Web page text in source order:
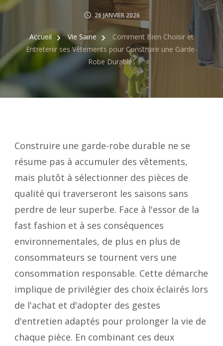
26 JANVIER 2026
Accueil Vie Saine
Comment Bien Choisir et
Entretenir ses Vêtements pour Construire une Garde-
Robe Durable
Construire une garde-robe durable ne se
résume pas à accumuler des vêtements,
mais plutôt à sélectionner des pièces de
qualité qui traverseront les saisons sans
perdre de leur superbe. Face à l'essor de la
fast fashion et à ses conséquences
environnementales, de plus en plus de
consommateurs se tournent vers une
consommation responsable. Cette démarche
implique de privilégier des choix éclairés lors
de l'achat et d'adopter des gestes
d'entretien adaptés pour prolonger la vie de
chaque pièce. En combinant ces deux